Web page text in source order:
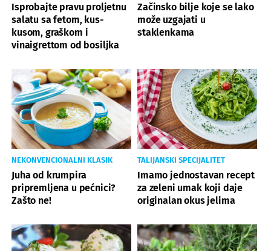
Isprobajte pravu proljetnu
salatu sa fetom, kus-
kusom, graškom i
vinaigrettom od bosiljka
Začinsko bilje koje se lako
može uzgajati u
staklenkama
NEKONVENCIONALNI KLASIK
Juha od krumpira
pripremljena u pećnici?
Zašto ne!
TALIJANSKI SPECIJALITET
Imamo jednostavan recept
za zeleni umak koji daje
originalan okus jelima